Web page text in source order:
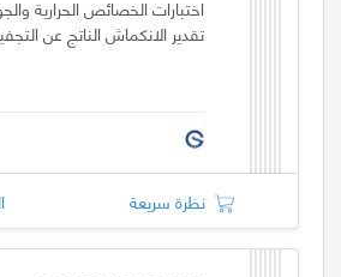
تقدير الانكماش الناتج عن
نظرة سريعة